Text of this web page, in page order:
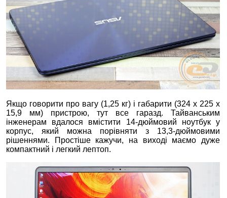
Якщо говорити про вагу (1,25 кг) і габарити (324 x 225 x
15,9 мм) пристрою, тут все гаразд. Тайванським
інженерам вдалося вмістити 14-дюймовий ноутбук у
корпус, який можна порівняти з 13,3-дюймовими
рішеннями. Простіше кажучи, на виході маємо дуже
компактний і легкий лептоп.